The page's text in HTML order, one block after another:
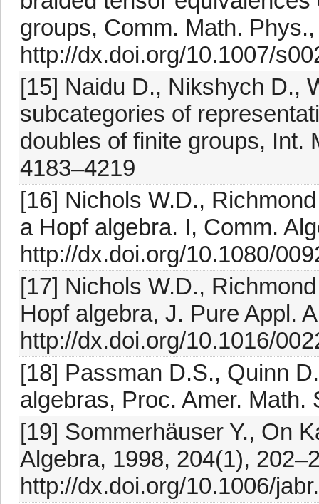
groups, Comm. Math.
http://dx.doi.org/10.1007/
[15] Naidu D., Nikshych D.,
subcategories of
doubles of finite groups, Int.
4183–4219
[16] Nichols W.D.,
a Hopf algebra. I, Comm.
http://dx.doi.org/10.1080/
[17] Nichols W.D.,
Hopf algebra, J. Pure Appl.
http://dx.doi.org/10.1016/
[18] Passman D.S., Quinn
algebras, Proc. Amer.
[19] Sommerhäuser Y., On
Algebra, 1998, 204(1),
http://dx.doi.org/10.1006/